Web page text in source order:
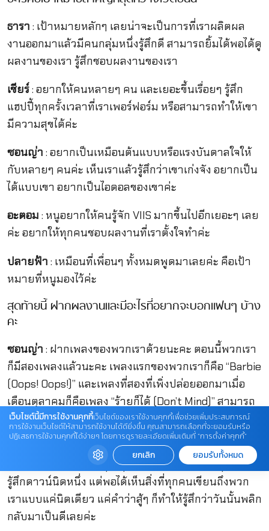
ธารา : เป้าหมายหลักๆ เลยน่าจะเป็นการที่เราผลิตผล
งานออกมาแล้วมีคนกลุ่มหนึ่งรู้สึกดี สามารถยิ้มได้พอได้ดู
ผลงานของเรา รู้สึกชอบผลงานของเรา
เชียร์: อยากให้คนหลายๆ คน และเยอะขึ้นเรื่อยๆ รู้สึก
แฮปปี้ทุกครั้งเวลาที่เราเพอร์ฟอร์ม หรือสามารถทำให้เขา
มีความสุขได้ค่ะ
ซอนญ่า : อยากเป็นเหมือนต้นแบบหรือแรงบันดาลใจให้
กับหลายๆ คนค่ะ เห็นเราแล้วรู้สึกว่าเขาเก่งจัง อยากเป็น
ได้แบบเขา อยากเป็นไอดอลของเขาค่ะ
อะตอม : หนูอยากให้คนรู้จัก VIIS มากขึ้นไปอีกเยอะๆ เลย
ค่ะ อยากให้ทุกคนชอบผลงานที่เราตั้งใจทำค่ะ
ปลายฟ้า : เหมือนที่เพื่อนๆ ทั้งหมดพูดมาเลยค่ะ คือเป้า
หมายที่หนูมองไว้ค่ะ
สุดท้ายนี้ ฝากผลงานและมีอะไรที่อยากจะบอกแฟนๆ บ้าง
คะ
ซอนญ่า : ฝากเพลงของพวกเราด้วยนะคะ ตอนนี้พวกเรา
ก็มีสองเพลงแล้วนะคะ เพลงแรกของพวกเราก็คือ “Barbie
(Oops! Oops!)” และเพลงที่สองที่เพิ่งปล่อยออกมาเมื่อ
เดือนตุลาคมก็คือเพลง “ร้ายก็ได้ (Don’t Mind)” สามารถ
ติดตามเอ็มวีเพลงทั้งสองเพลงได้ผ่าน YouTube :
@gnest_official ได้เลยนะคะ
: และอยากขอบคุณทุกคนที่ให้กำลังใจเรา ทุกครั้งที่
รู้สึกดาวน์นิดหนึ่ง แต่พอได้เห็นสิ่งที่ทุกคนเขียนถึงพวก
เราแบบแค่นิดเดียว แค่คำว่าสู้ๆ ก็ทำให้รู้สึกว่าวันนั้นพลิก
กลับมาเป็นดีเลยค่ะ
เว็บไซต์นี้มีการใช้งานคุกกี้เว็บไซต์ของเราใช้งานคุกกี้เพื่อช่วยเพิ่มประสบการณ์
การใช้งานเว็บไซต์ให้สามารถใช้งานได้ดียิ่งขึ้น คุณสามารถเลือกที่จะยอมรับหรือ
ปฏิเสธการใช้งานคุกกี้ได้ง่ายๆ โดยการดูรายละเอียดเพิ่มเติมที่ “การตั้งค่าคุกกี้”
ยกเลิก ยอมรับทั้งหมด